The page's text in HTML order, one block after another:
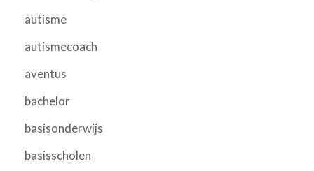
autisme
autismecoach
aventus
bachelor
basisonderwijs
basisscholen